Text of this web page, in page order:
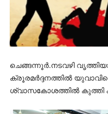
ചെങ്ങന്നൂർ.നടവഴി
ക്രൂരമർദ്ദനത്തിൽ
ശ്വാസകോശത്തിൽ കുത്തി